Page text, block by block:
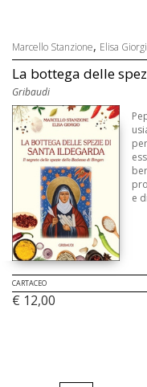
Marcello Stanzione, Elisa
La bottega delle
Gribaudi
e
CARTACEO
€ 12,00